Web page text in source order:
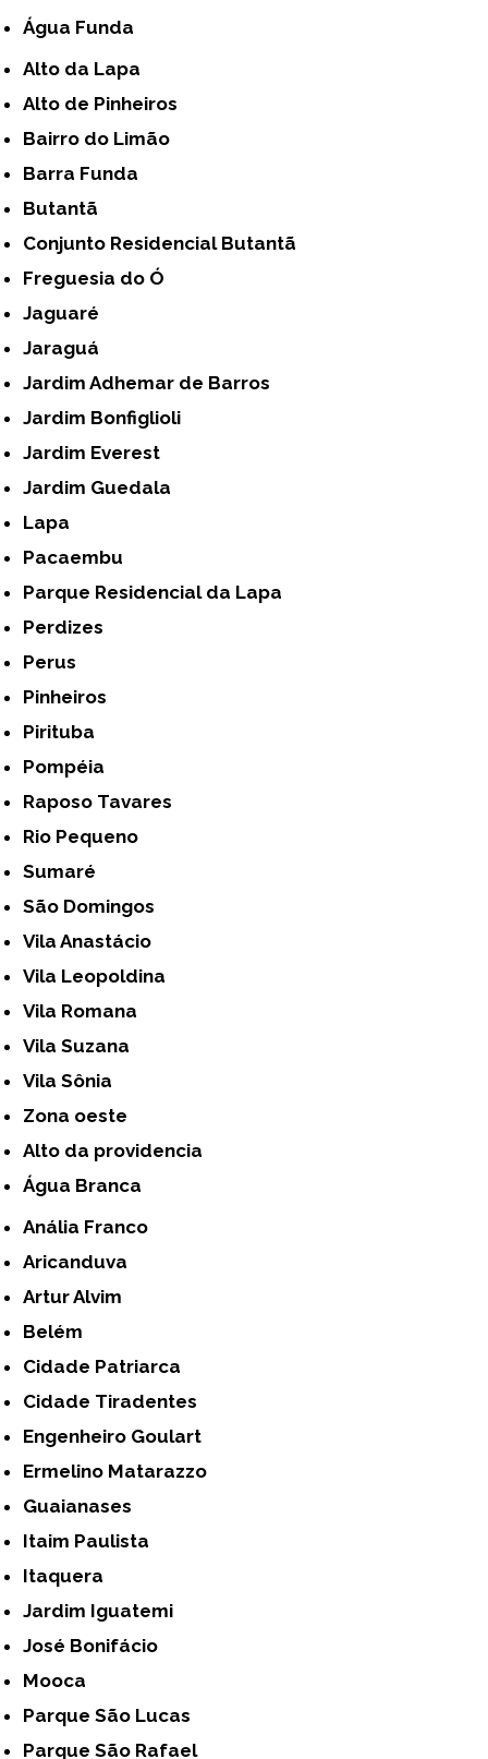
Água Funda
Alto da Lapa
Alto de Pinheiros
Bairro do Limão
Barra Funda
Butantã
Conjunto Residencial Butantã
Freguesia do Ó
Jaguaré
Jaraguá
Jardim Adhemar de Barros
Jardim Bonfiglioli
Jardim Everest
Jardim Guedala
Lapa
Pacaembu
Parque Residencial da Lapa
Perdizes
Perus
Pinheiros
Pirituba
Pompéia
Raposo Tavares
Rio Pequeno
Sumaré
São Domingos
Vila Anastácio
Vila Leopoldina
Vila Romana
Vila Suzana
Vila Sônia
Zona oeste
alto da providencia
Água Branca
Anália Franco
Aricanduva
Artur Alvim
Belém
Cidade Patriarca
Cidade Tiradentes
Engenheiro Goulart
Ermelino Matarazzo
Guaianases
Itaim Paulista
Itaquera
Jardim Iguatemi
José Bonifácio
Mooca
Parque São Lucas
Parque São Rafael